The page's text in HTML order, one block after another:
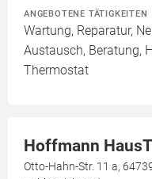
ANGEBOTENE TÄTIGKEITEN
Wartung, Reparatur,
Austausch, Beratung,
Thermostat
Hoffmann
Otto-Hahn-Str. 11 a,